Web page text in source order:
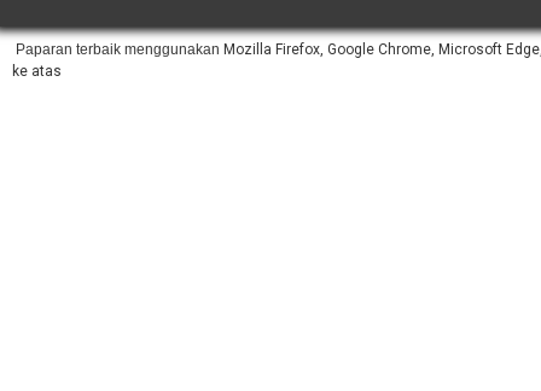
Paparan terbaik menggunakan Mozilla Firefox, Google Chrome, Microsoft
ke atas